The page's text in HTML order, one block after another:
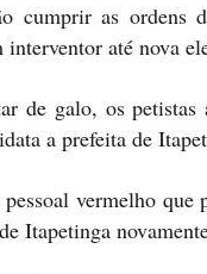
cumprir as ordens
até nova
de galo, os
a prefeita de
vermelho
Itapetinga